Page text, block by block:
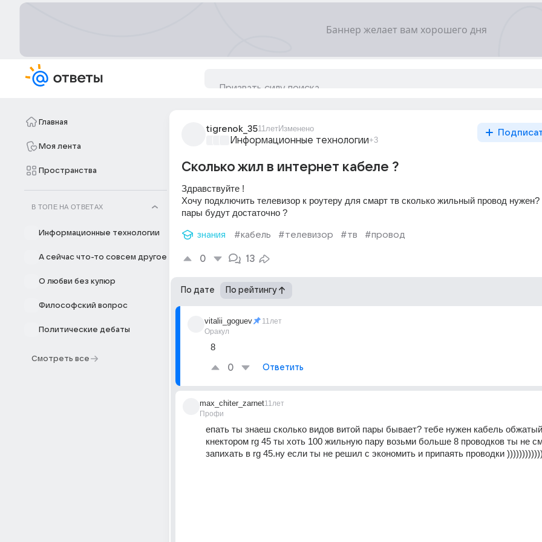
Главная
Моя лента
Пространства
В ТОПЕ НА ОТВЕТАХ
Информационные технологии
А сейчас что-то совсем другое
О любви без купюр
Философский вопрос
Политические дебаты
Смотреть все
tigrenok_3511летИзменено
Информационные технологии+3
Сколько жил в интернет кабеле ?
Здравствуйте !
Хочу подключить телевизор к роутеру для смарт тв сколько жильный провод
пары будут достаточно ?
знания #кабель #телевизор #тв #провод
0 13
По дате По рейтингу
vitalii_goguev
Оракул
11лет
8
0 Ответить
max_chiter_zarnet
Профи
11лет
епать ты знаеш сколько видов витой пары бывает? тебе нужен кабель обжатый
кнектором rg 45 ты хоть 100 жильную пару возьми больше 8 проводков ты не
запихать в rg 45.ну если ты не решил с экономить и припаять проводки